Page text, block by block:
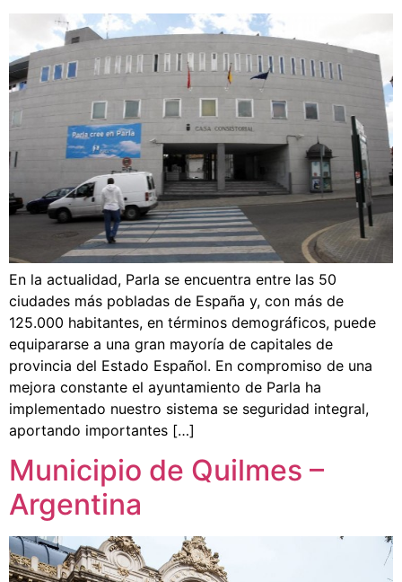
En la actualidad, Parla se encuentra entre las 50
ciudades más pobladas de España y, con más de
125.000 habitantes, en términos demográficos, puede
equipararse a una gran mayoría de capitales de
provincia del Estado Español. En compromiso de una
mejora constante el ayuntamiento de Parla ha
implementado nuestro sistema se seguridad integral,
aportando importantes […]
Municipio de Quilmes –
Argentina